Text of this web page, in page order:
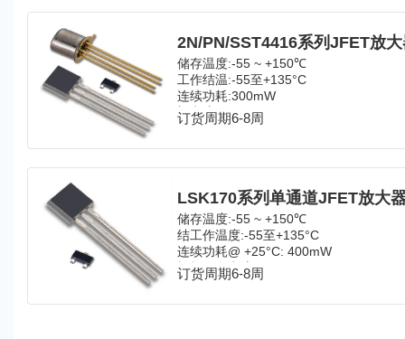
储存温度:-55 ~ +150℃
工作结温:-55至+135°C
连续功耗:300mW
门电流:10mA
栅极漏极或栅极源2N4416: -30V
栅极漏极或栅极源2N4416A: -35V
订货周期6-8周
储存温度:-55 ~ +150℃
结工作温度:-55至+135°C
连续功耗@ +25°C: 400mW
栅极正向电流:IG(F)
栅极到源:V
= 40V
栅极到漏极:VGDS= 40V
订货周期6-8周